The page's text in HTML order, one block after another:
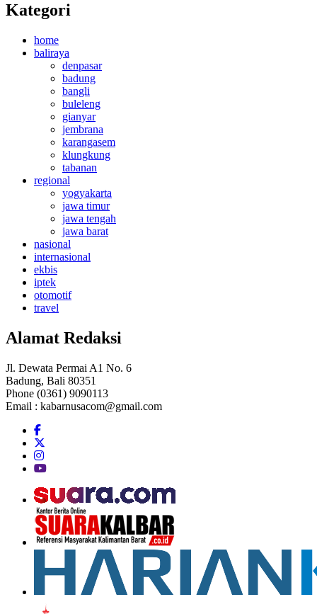
Kategori
home
baliraya
denpasar
badung
bangli
buleleng
gianyar
jembrana
karangasem
klungkung
tabanan
regional
yogyakarta
jawa timur
jawa tengah
jawa barat
nasional
internasional
ekbis
iptek
otomotif
travel
Alamat Redaksi
Jl. Dewata Permai A1 No. 6
Badung, Bali 80351
Phone (0361) 9090113
Email : kabarnusacom@gmail.com